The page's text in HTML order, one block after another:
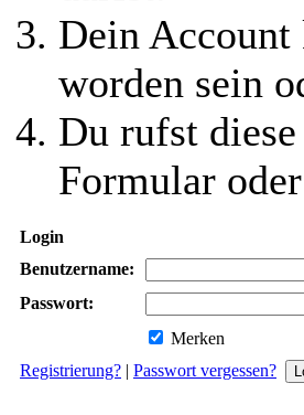
Dein
worden sein
Du rufst
Formular
Login
Benutzername:
Passwort:
Merken
Registrierung? | Passwort vergessen?